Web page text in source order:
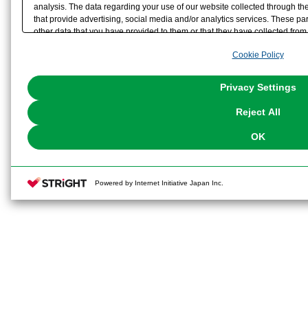
analysis. The data regarding your use of our website collected through
that provide advertising, social media and/or analytics services. These
other data that you have provided to them or that they have collected
the use of all Cookies except for Strictly Necessary Cookies, please
You can change your consent or rejection settings at any time via
Cookie Policy
Privacy Settings
Reject All
OK
Powered by Internet Initiative Japan Inc.